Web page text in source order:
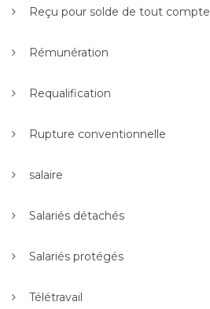
Reçu pour solde de tout compte
Rémunération
Requalification
Rupture conventionnelle
salaire
Salariés détachés
Salariés protégés
Télétravail